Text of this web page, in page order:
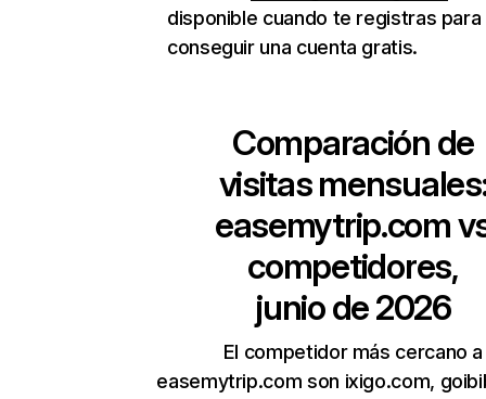
disponible cuando te registras para
conseguir una cuenta gratis.
Comparación de
visitas
easemytrip.com
competidores,
junio de 2026
El competidor más cercano a
easemytrip.com son ixigo.com,